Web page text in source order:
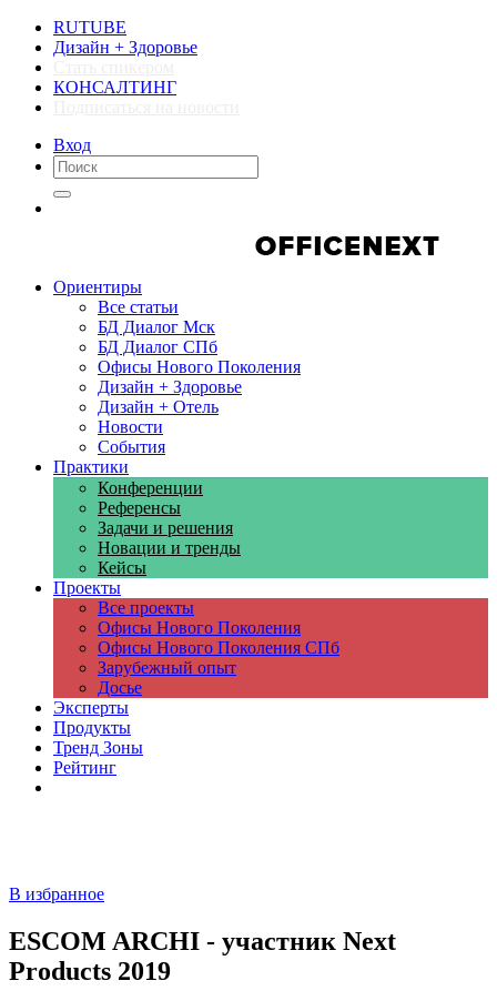
RUTUBE
Дизайн + Здоровье
КОНСАЛТИНГ
Вход
Ориентиры
Все статьи
БД Диалог Мск
БД Диалог СПб
Офисы Нового Поколения
Дизайн + Здоровье
Дизайн + Отель
Новости
События
Практики
Конференции
Референсы
Задачи и решения
Новации и тренды
Кейсы
Проекты
Все проекты
Офисы Нового Поколения
Офисы Нового Поколения СПб
Зарубежный опыт
Досье
Эксперты
Продукты
Тренд Зоны
Рейтинг
В избранное
ESCOM ARCHI - участник Next
Products 2019